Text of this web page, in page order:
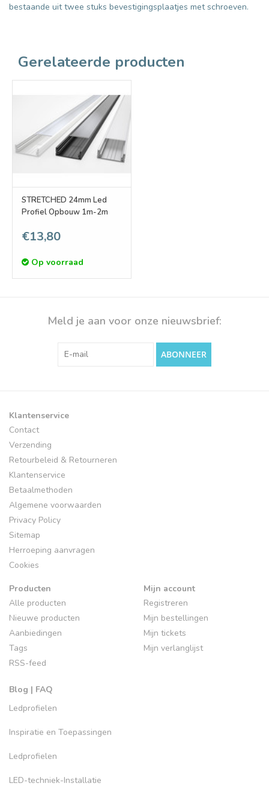
bestaande uit twee stuks bevestigingsplaatjes met schroeven.
Gerelateerde producten
STRETCHED 24mm Led
Profiel Opbouw 1m-2m
€13,80
Op voorraad
Meld je aan voor onze nieuwsbrief:
ABONNEER
Klantenservice
Contact
Verzending
Retourbeleid & Retourneren
Klantenservice
Betaalmethoden
Algemene voorwaarden
Privacy Policy
Sitemap
Herroeping aanvragen
Cookies
Producten
Alle producten
Nieuwe producten
Aanbiedingen
Tags
RSS-feed
Blog | FAQ
Ledprofielen
Inspiratie en Toepassingen
Ledprofielen
LED-techniek-Installatie
Mijn account
Registreren
Mijn bestellingen
Mijn tickets
Mijn verlanglijst